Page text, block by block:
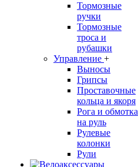
Тормозные
ручки
Тормозные
троса и
рубашки
Управление +
Выносы
Грипсы
Проставочные
кольца и якоря
Рога и обмотка
на руль
Рулевые
колонки
Рули